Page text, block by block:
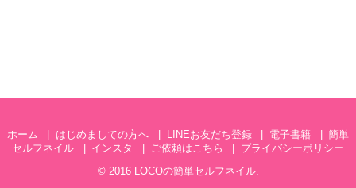
ホーム はじめましての方へ LINEお友だち登録 電子書籍
簡単
セルフネイル
インスタ ご依頼はこちら
プライバシーポリシー
© 2016 LOCOの簡単セルフネイル.